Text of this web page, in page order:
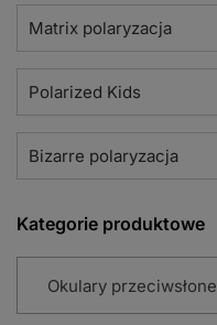
Matrix polaryzacja
Polarized Kids
Bizarre polaryzacja
Kategorie produktowe
Okulary